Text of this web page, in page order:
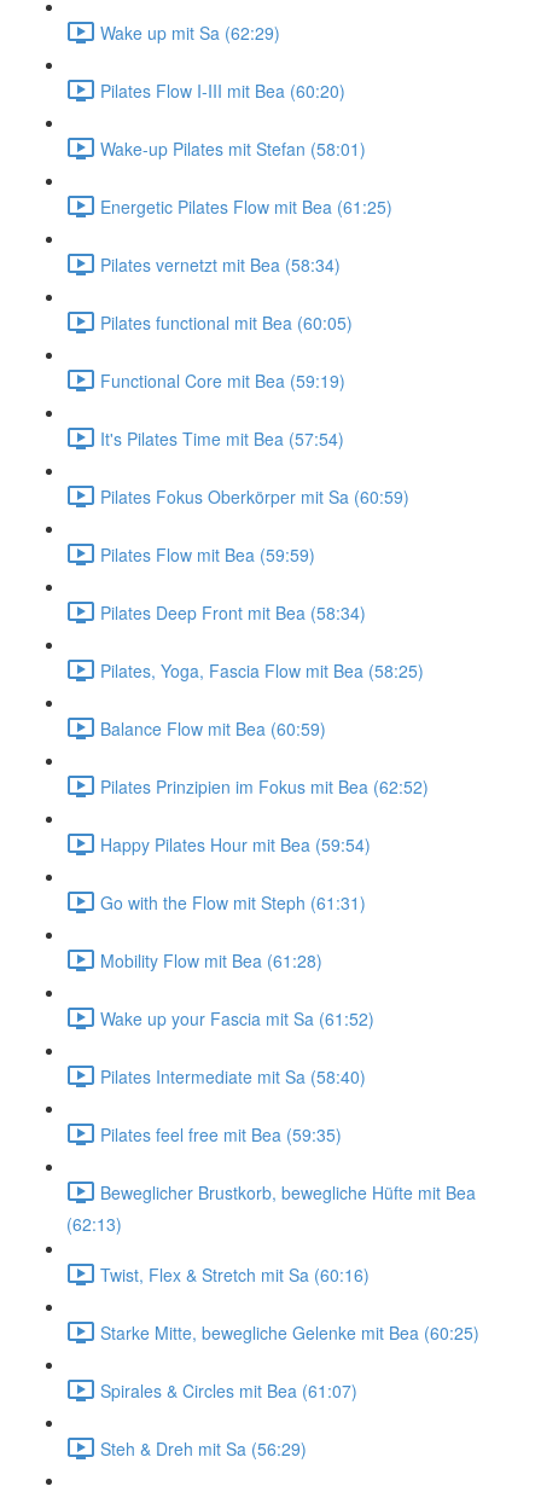
Wake up mit Sa (62:29)
Pilates Flow I-III mit Bea (60:20)
Wake-up Pilates mit Stefan (58:01)
Energetic Pilates Flow mit Bea (61:25)
Pilates vernetzt mit Bea (58:34)
Pilates functional mit Bea (60:05)
Functional Core mit Bea (59:19)
It's Pilates Time mit Bea (57:54)
Pilates Fokus Oberkörper mit Sa (60:59)
Pilates Flow mit Bea (59:59)
Pilates Deep Front mit Bea (58:34)
Pilates, Yoga, Fascia Flow mit Bea (58:25)
Balance Flow mit Bea (60:59)
Pilates Prinzipien im Fokus mit Bea (62:52)
Happy Pilates Hour mit Bea (59:54)
Go with the Flow mit Steph (61:31)
Mobility Flow mit Bea (61:28)
Wake up your Fascia mit Sa (61:52)
Pilates Intermediate mit Sa (58:40)
Pilates feel free mit Bea (59:35)
Beweglicher Brustkorb, bewegliche Hüfte mit Bea
(62:13)
Twist, Flex & Stretch mit Sa (60:16)
Starke Mitte, bewegliche Gelenke mit Bea (60:25)
Spirales & Circles mit Bea (61:07)
Steh & Dreh mit Sa (56:29)